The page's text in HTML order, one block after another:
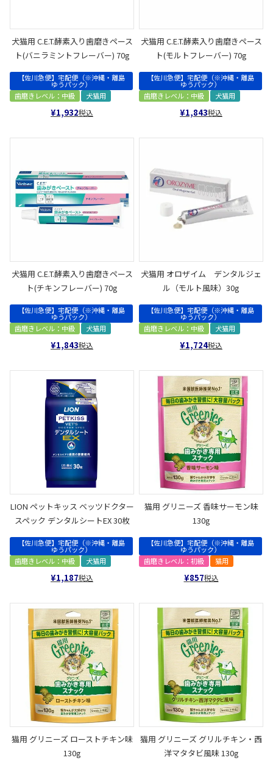
犬猫用 C.E.T.酵素入り歯磨きペース
ト(バニラミントフレーバー) 70g
【佐川急便】宅配便（※沖縄・離島
ゆうパック）
歯磨きレベル：中級
犬猫用
¥1,932税込
犬猫用 C.E.T.酵素入り歯磨きペース
ト(モルトフレーバー) 70g
【佐川急便】宅配便（※沖縄・離島
ゆうパック）
歯磨きレベル：中級
犬猫用
¥1,843税込
犬猫用 C.E.T.酵素入り歯磨きペース
ト(チキンフレーバー) 70g
【佐川急便】宅配便（※沖縄・離島
ゆうパック）
歯磨きレベル：中級
犬猫用
¥1,843税込
犬猫用 オロザイム デンタルジェ
ル（モルト風味）30g
【佐川急便】宅配便（※沖縄・離島
ゆうパック）
歯磨きレベル：中級
犬猫用
¥1,724税込
LION ペットキッス ベッツドクター
スペック デンタルシートEX 30枚
【佐川急便】宅配便（※沖縄・離島
ゆうパック）
歯磨きレベル：中級
犬猫用
¥1,187税込
猫用 グリニーズ 香味サーモン味
130g
【佐川急便】宅配便（※沖縄・離島
ゆうパック）
歯磨きレベル：初級
猫用
¥857税込
猫用 グリニーズ ローストチキン味
130g
猫用 グリニーズ グリルチキン・西
洋マタタビ風味 130g